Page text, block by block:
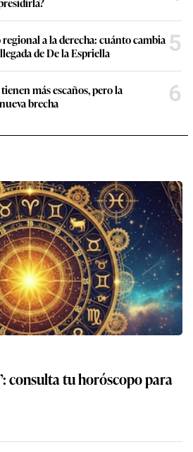
a la derecha: cuánto cambia
de De la Espriella
5
más escaños, pero la
brecha
6
consulta tu horóscopo para